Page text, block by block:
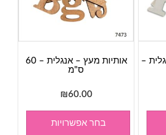
–
אותיות מעץ – אנגלית – 60
ס"מ
₪60.00
בחר אפשרויות